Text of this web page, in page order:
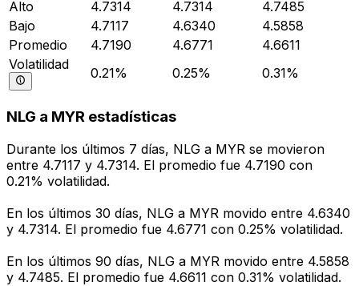
Alto
4.7314 4.7314
4.7485
Bajo
4.7117 4.6340
4.5858
Promedio
4.7190 4.6771
4.6611
Volatilidad
0.21% 0.25% 0.31%
NLG a MYR estadísticas
Durante los últimos 7 días, NLG a MYR se movieron
entre 4.7117 y 4.7314. El promedio fue 4.7190 con
0.21% volatilidad.
En los últimos 30 días, NLG a MYR movido entre 4.6340
y 4.7314. El promedio fue 4.6771 con 0.25% volatilidad.
En los últimos 90 días, NLG a MYR movido entre 4.5858
y 4.7485. El promedio fue 4.6611 con 0.31% volatilidad.